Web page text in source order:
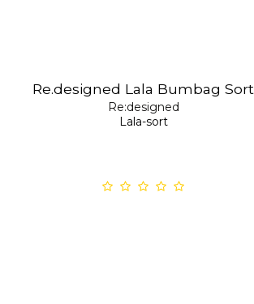
Re.designed Lala Bumbag Sort
Re:designed
Lala-sort